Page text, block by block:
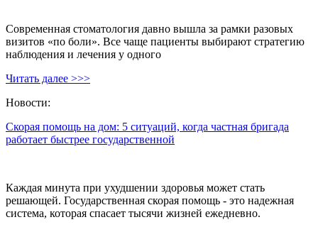
Современная стоматология давно вышла за рамки разовых
визитов «по боли». Все чаще пациенты выбирают стратегию
наблюдения и лечения у одного
Читать далее >>>
Новости:
Скорая помощь на дом: 5 ситуаций, когда частная бригада
работает быстрее государственной
Каждая минута при ухудшении здоровья может стать
решающей. Государственная скорая помощь - это надежная
система, которая спасает тысячи жизней ежедневно.